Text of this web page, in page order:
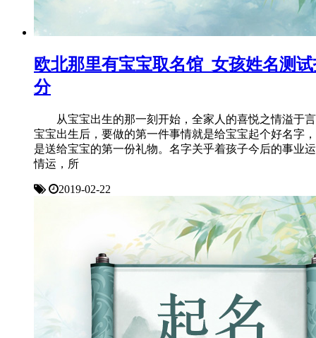
欧北那里有宝宝取名馆_女孩姓名测
分
从宝宝出生的那一刻开始，全家人的喜悦之情溢于
宝宝出生后，要做的第一件事情就是给宝宝起个好名字
是送给宝宝的第一份礼物。名字关乎着孩子今后的事业
情运，所
2019-02-22